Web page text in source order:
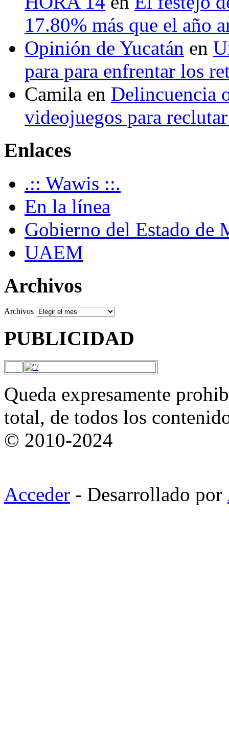
17.80% más que el año
Opinión de Yucatán en
para para enfrentar los
Camila en Delincuencia
videojuegos para
Enlaces
.:: Wawis ::.
En la línea
Gobierno del Estado de
UAEM
Archivos
Archivos
PUBLICIDAD
Queda expresamente
total, de todos los
© 2010-2024
Acceder - Desarrollado por